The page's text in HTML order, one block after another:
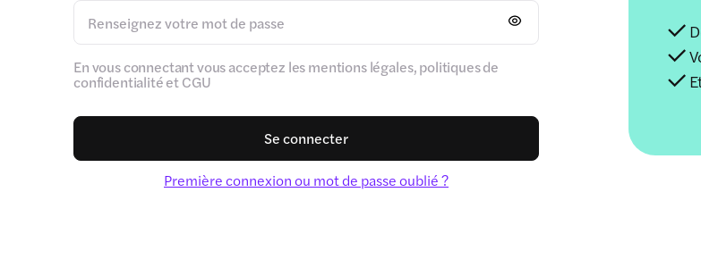
En vous connectant vous acceptez les mentions légales, politiques de
confidentialité et CGU
Se connecter
Première connexion ou mot de passe oublié ?